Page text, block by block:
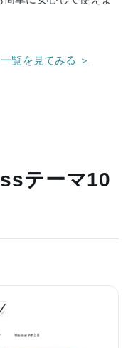
覧を見てみる ＞
テーマ10